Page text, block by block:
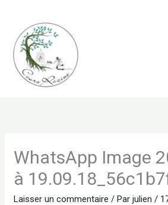
contenu
WhatsApp Image
à
Laisser un commentaire / Parjulien /